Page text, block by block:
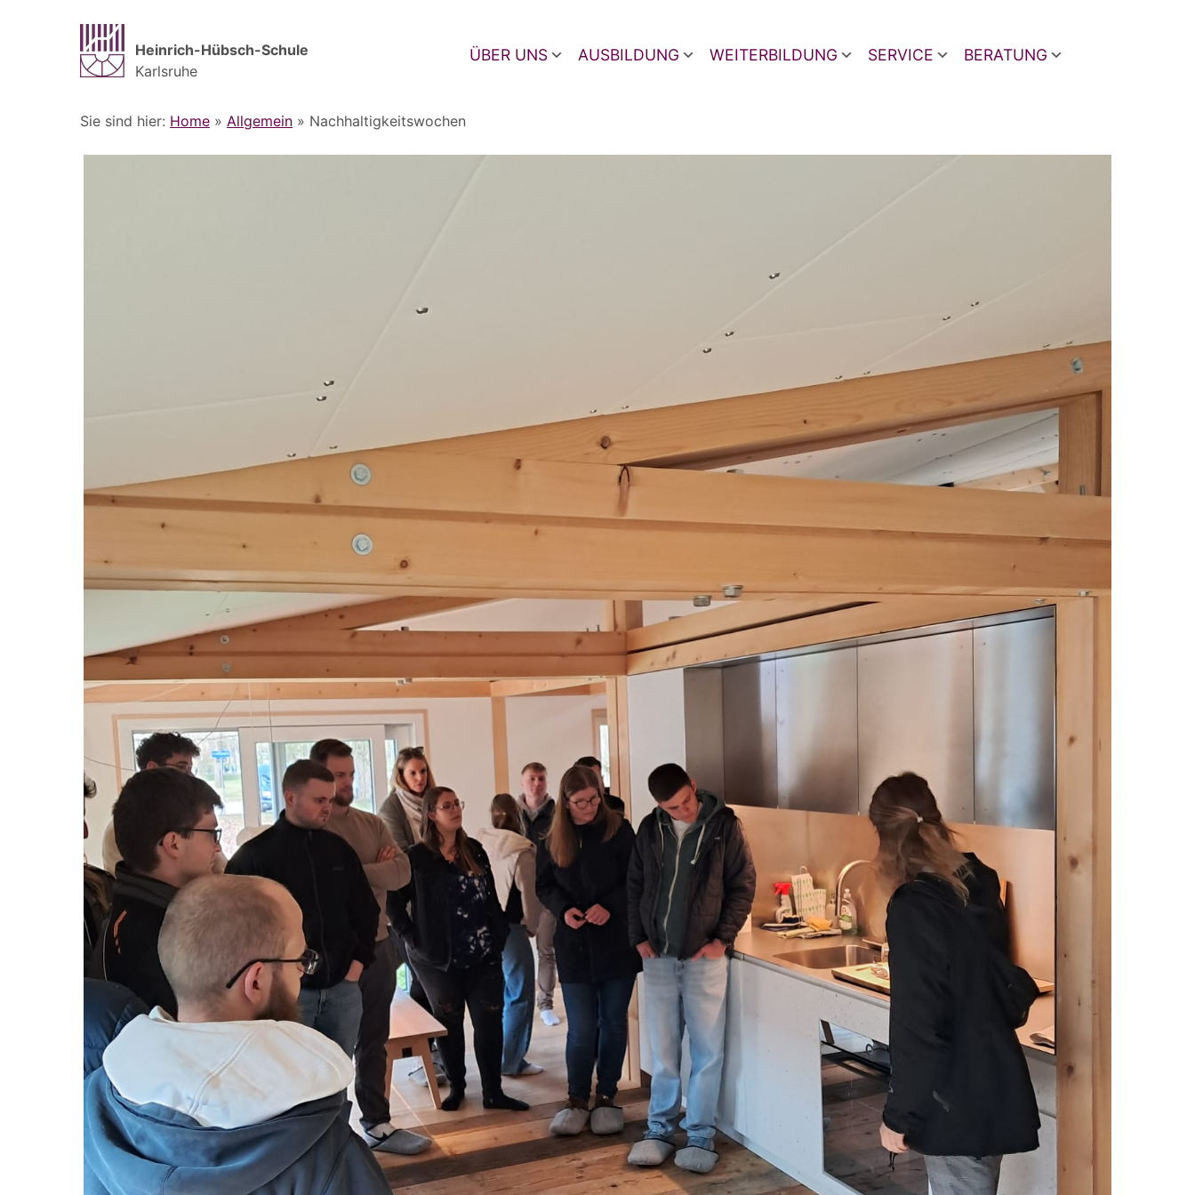
Heinrich-Hübsch-Schule
Karlsruhe
ÜBER UNS AUSBILDUNG WEITERBILDUNG SERVICE BERATUNG
Sie sind hier: Home » Allgemein » Nachhaltigkeitswochen